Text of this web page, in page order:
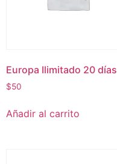
Europa Ilimitado 20 días
$50
Añadir al carrito